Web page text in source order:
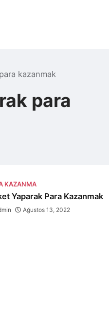
kazanmak
para
KAZANMA
Yaparak Para Kazanmak
Ağustos 13, 2022